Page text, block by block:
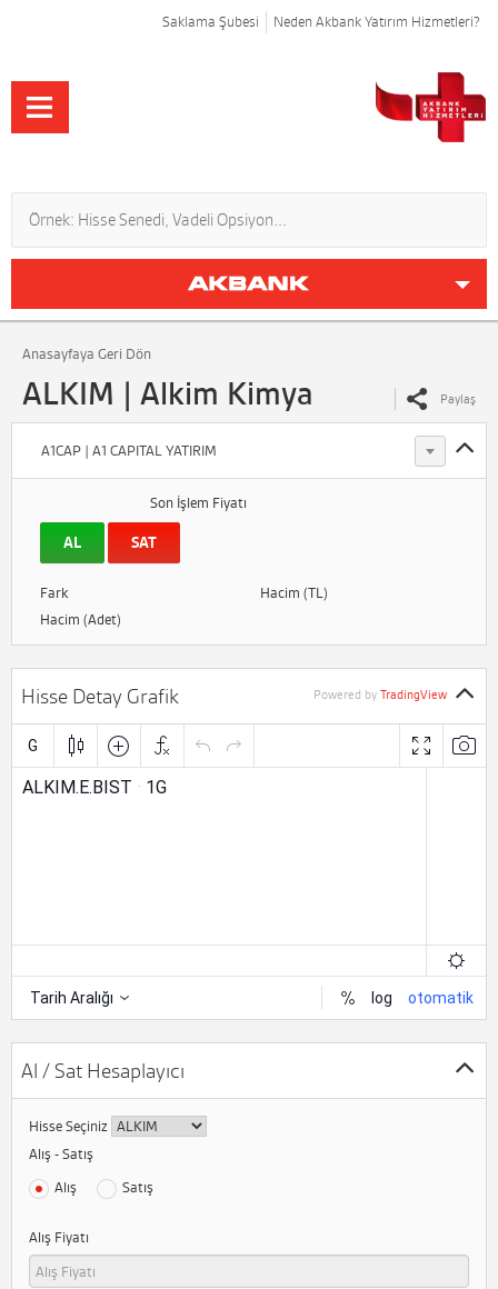
Saklama Şubesi Neden Akbank Yatırım Hizmetleri?
Anasayfaya Geri Dön
ALKIM | Alkim Kimya Paylaş
A1CAP | A1 CAPITAL YATIRIM
Son İşlem Fiyatı
AL SAT
Fark
Hacim (TL)
Hacim (Adet)
Hisse Detay Grafik Powered by TradingView
Al / Sat Hesaplayıcı
Hisse Seçiniz
Alış - Satış
Alış
Satış
Alış Fiyatı